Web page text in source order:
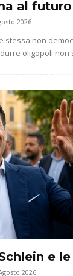
al futuro
2026
stessa non
oligopoli non
e
2026